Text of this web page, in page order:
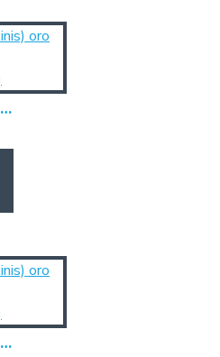
AlpicAir kanalinis (ortakinis) oro kondicionierius PRO III, 10.55/11.72 kW (trifazis)
AlpicAir kanalinis (ortakinis) oro kondicionierius PRO III, 14.07/16.12 kW (trifazis)